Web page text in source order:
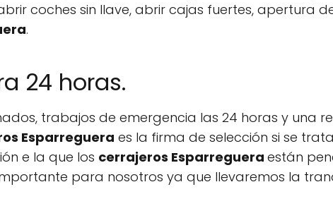
coches sin llave, abrir cajas fuertes, apertura
.
24 horas.
trabajos de emergencia las 24 horas y una
Esparreguera es la firma de selección si se
e la que los cerrajeros Esparreguera están
para nosotros ya que llevaremos la